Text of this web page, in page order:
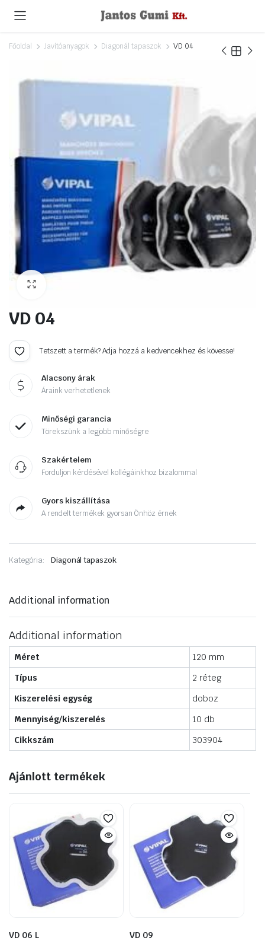
Főoldal Javítóanyagok Diagonál tapaszok VD 04
VD 04
Tetszett a termék? Adja hozzá a kedvencekhez és kövesse!
Alacsony árak
Áraink verhetetlenek
Minőségi garancia
Törekszünk a legjobb minőségre
Szakértelem
Forduljon kérdésével kollégáinkhoz bizalommal
Gyors kiszállítása
A rendelt termékek gyorsan Önhöz érnek
Kategória: Diagonál tapaszok
Additional information
Additional information
Méret
120 mm
Típus
2 réteg
Kiszerelési egység
doboz
Mennyiség/kiszerelés
10 db
Cikkszám
303904
Ajánlott termékek
VD 06 L VD 09